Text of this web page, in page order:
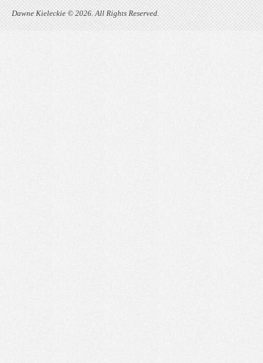
Dawne Kieleckie © 2026. All Rights Reserved.